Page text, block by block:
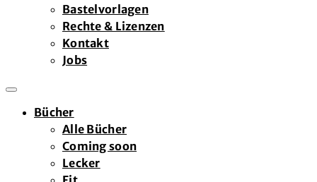
Bastelvorlagen
Rechte & Lizenzen
Kontakt
Jobs
Bücher
Alle Bücher
Coming soon
Lecker